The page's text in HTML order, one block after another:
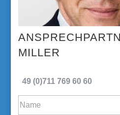
MILLER
49 (0)711 769 60 60